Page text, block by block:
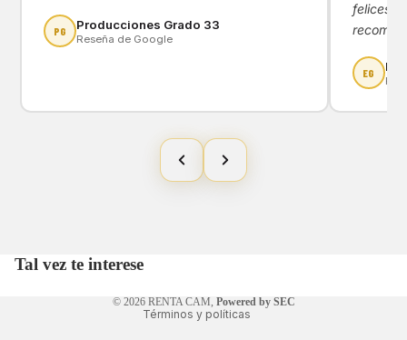
PG Producciones Grado 33
Reseña de Google
felices
EG
Tal vez te interese
© 2026 RENTA CAM, Powered by SEC
Términos y políticas